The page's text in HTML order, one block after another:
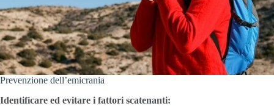
Prevenzione dell’emicrania
Identificare ed evitare i fattori scatenanti: